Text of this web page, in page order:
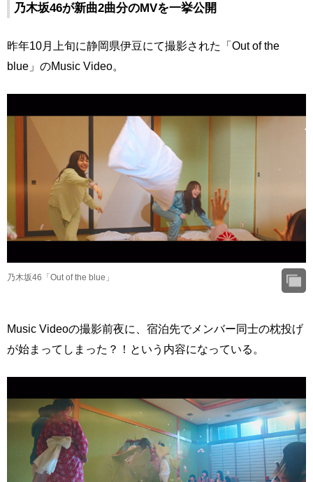
乃木坂46が新曲2曲分のMVを一挙公開
昨年10月上旬に静岡県伊豆にて撮影された「Out of the
blue」のMusic Video。
乃木坂46「Out of the blue」
Music Videoの撮影前夜に、宿泊先でメンバー同士の枕投げ
が始まってしまった？！という内容になっている。